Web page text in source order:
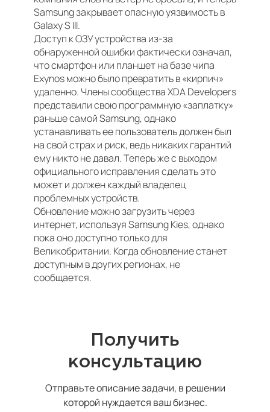
Samsung закрывает опасную уязвимость в
Galaxy S III.
Доступ к ОЗУ устройства из-за
обнаруженной ошибки фактически означал,
что смартфон или планшет на базе чипа
Exynos можно было превратить в «кирпич»
удаленно. Члены сообщества XDA Developers
представили свою программную «заплатку»
раньше самой Samsung, однако
устанавливать ее пользователь должен был
на свой страх и риск, ведь никаких гарантий
ему никто не давал. Теперь же с выходом
официального исправления сделать это
может и должен каждый владелец
проблемных устройств.
Обновление можно загрузить через
интернет, используя Samsung Kies, однако
пока оно доступно только для
Великобритании. Когда обновление станет
доступным в других регионах, не
сообщается.
Получить
консультацию
Отправьте описание задачи, в решении
которой нуждается ваш бизнес.